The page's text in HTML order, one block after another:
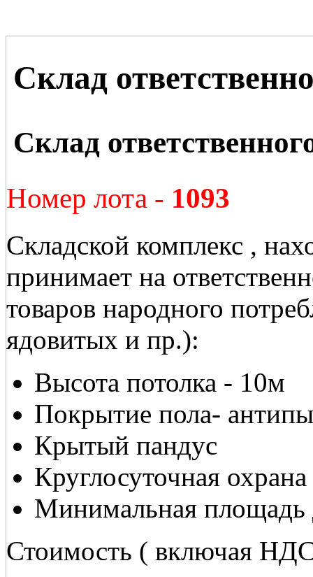
Склад
Склад
Номер лота - 1093
Складской комплекс ,
принимает на
товаров народного
ядовитых и пр.):
Высота потолка - 10м
Покрытие пола-
Крытый пандус
Круглосуточная
Минимальная площадь
Стоимость ( включая